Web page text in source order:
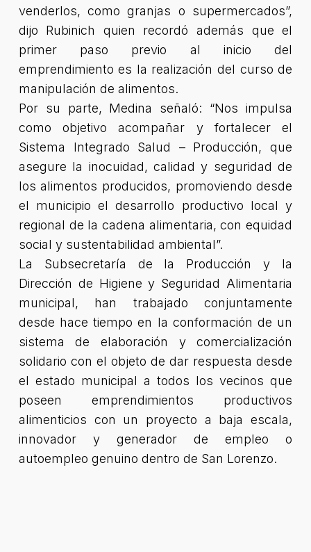
venderlos, como granjas o supermercados”,
dijo Rubinich quien recordó además que el
primer paso previo al inicio del
emprendimiento es la realización del curso de
manipulación de alimentos.
Por su parte, Medina señaló: “Nos impulsa
como objetivo acompañar y fortalecer el
Sistema Integrado Salud – Producción, que
asegure la inocuidad, calidad y seguridad de
los alimentos producidos, promoviendo desde
el municipio el desarrollo productivo local y
regional de la cadena alimentaria, con equidad
social y sustentabilidad ambiental”.
La Subsecretaría de la Producción y la
Dirección de Higiene y Seguridad Alimentaria
municipal, han trabajado conjuntamente
desde hace tiempo en la conformación de un
sistema de elaboración y comercialización
solidario con el objeto de dar respuesta desde
el estado municipal a todos los vecinos que
poseen emprendimientos productivos
alimenticios con un proyecto a baja escala,
innovador y generador de empleo o
autoempleo genuino dentro de San Lorenzo.